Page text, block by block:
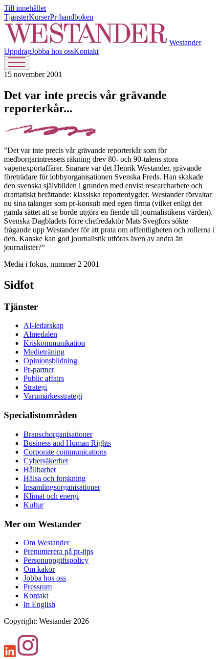
Till innehållet
TjänsterKurserPr-handboken
Westander
UppdragJobba hos ossKontakt
15 november 2001
Det var inte precis vår grävande
reporterkår...
”Det var inte precis vår grävande reporterkår som för
medborgarintressets räkning drev 80- och 90-talens stora
vapenexportaffärer. Snarare var det Henrik Westander, grävande
företrädare för lobbyorganisationen Svenska Freds. Han skakade
den svenska självbilden i grunden med envist researcharbete och
dramatiskt berättande: klassiska reporterdygder. Westander förvaltar
nu sina talanger som pr-konsult med egen firma (vilket enligt det
gamla sättet att se borde utgöra en fiende till journalistikens värden).
Svenska Dagbladets förre chefredaktör Mats Svegfors sökte
frågande upp Westander för att prata om offentligheten och rollerna i
den. Kanske kan god journalistik utföras även av andra än
journalister?”
Media i fokus, nummer 2 2001
Sidfot
Tjänster
AI-ledarskap
Almedalen
Kris­kommunikation
Medieträning
Opinionsbildning
Pr-partner
Public affairs
Strategi
Varumärkesstrategi
Specialistområden
Branschorganisationer
Business and Human Rights
Corporate communications
Cybersäkerhet
Hållbarhet
Hälsa och forskning
Insamlingsorganisationer
Klimat och energi
Kultur
Mer om Westander
Om Westander
Prenumerera på pr-tips
Personuppgiftspolicy
Om kakor
Jobba hos oss
Pressrum
Kontakt
In English
Copyright: Westander 2026